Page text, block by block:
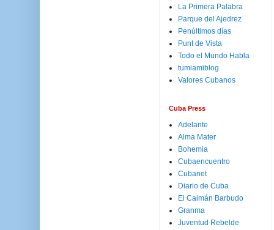
La Primera Palabra
Parque del Ajedrez
Penúltimos días
Punt de Vista
Todo el Mundo Habla
tumiamiblog
Valores Cubanos
Cuba Press
Adelante
Alma Mater
Bohemia
Cubaencuentro
Cubanet
Diario de Cuba
El Caimán Barbudo
Granma
Juventud Rebelde